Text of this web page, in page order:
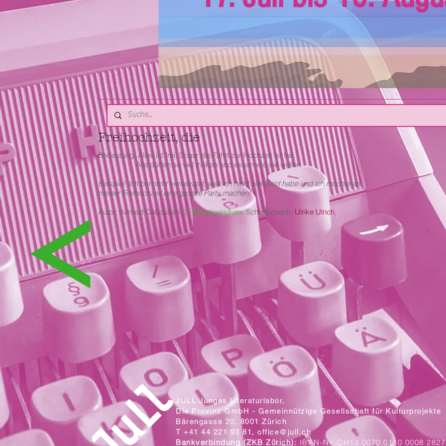
Freihochzeit, die
Bedeutung: Alles ist frei. Sogar die Fahrt zur Hochzeit ist frei.
Alle dürfen so viel trinken und essen wie sie wollen.
Beispiel: Ich bin nicht verheiratet, weil ich nicht viel Geld habe und ich möchte an
meiner Freihochzeit eine grosse Party machen!
Autor: Axmed Cabdullahi,3. Ministipendium. Schreibcoach: Ulrike Ulrich.
JULL Junges Literaturlabor,
Die Provinz GmbH - Gemeinnützige Gesellschaft für Kulturprojekte
Bärengasse 20, 8001 Zürich
T +41 44 221 93 81, office@jull.ch
Bankverbindung (ZKB Zürich): IBAN-Nr. CH13 0070 0110 0008